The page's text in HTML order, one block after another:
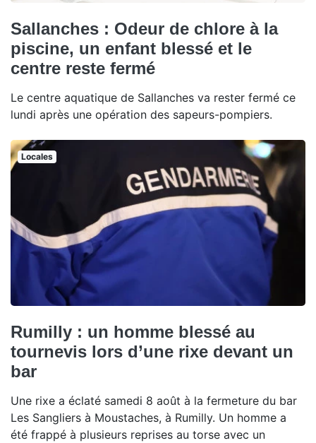
Sallanches : Odeur de chlore à la
piscine, un enfant blessé et le
centre reste fermé
Le centre aquatique de Sallanches va rester fermé ce
lundi après une opération des sapeurs-pompiers.
Locales
Rumilly : un homme blessé au
tournevis lors d’une rixe devant un
bar
Une rixe a éclaté samedi 8 août à la fermeture du bar
Les Sangliers à Moustaches, à Rumilly. Un homme a
été frappé à plusieurs reprises au torse avec un